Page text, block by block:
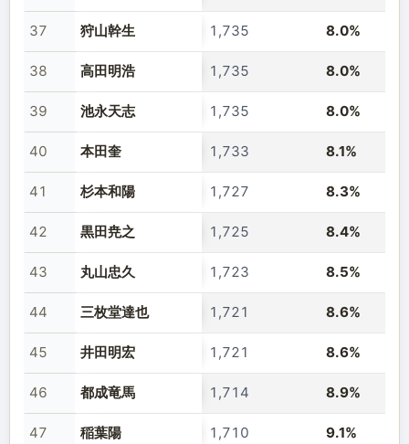
37 狩山幹生 1,735 8.0%
38 高田明浩 1,735 8.0%
39 池永天志 1,735 8.0%
40 本田奎 1,733 8.1%
41 杉本和陽 1,727 8.3%
42 黒田尭之 1,725 8.4%
43 丸山忠久 1,723 8.5%
44 三枚堂達也 1,721 8.6%
45 井田明宏 1,721 8.6%
46 都成竜馬 1,714 8.9%
47 稲葉陽 1,710 9.1%